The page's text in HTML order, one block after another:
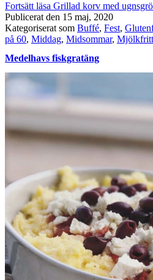
Fortsätt läsa Grillad korv med
Publicerat den 15 maj, 2020
Kategoriserat som Buffé, Fest,
på 60, Middag, Midsommar, Mjölkfritt
Medelhavs fiskgratäng